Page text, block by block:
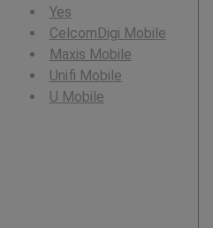
Yes
CelcomDigi Mobile
Maxis Mobile
Unifi Mobile
U Mobile